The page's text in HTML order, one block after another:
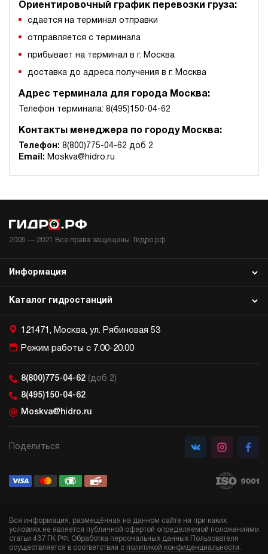
Ориентировочный график перевозки груза:
сдается на терминал отправки
отправляется с терминала
прибывает на терминал в г. Москва
доставка до адреса получения в г. Москва
Адрес терминала для города Москва:
Телефон терминала: 8(495)150-04-62
Контакты менеджера по городу Москва:
Телефон: 8(800)775-04-62 доб 2
Email: Moskva@hidro.ru
2005 — 2021 Все права защищены. Гидро.рф
Каталог гидростанций
Информация
121471, Москва, ул. Рябиновая 53
Режим работы с 7.00-20.00
8(800)775-04-62 (доб 2)
8(495)150-04-62
Moskva@hidro.ru
Поделиться
Вся информация, размещённая на данном сайте ни при каких
условиях не является публичной офертой определяемой положениями
статьи 437 ГК РФ. Обработка персональных данных Пользователя
осуществляется в соответствии с политикой конфиденциальности